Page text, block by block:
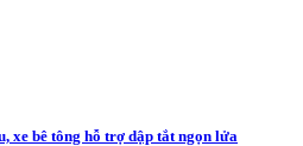
xe bê tông hỗ trợ dập tắt ngọn lửa